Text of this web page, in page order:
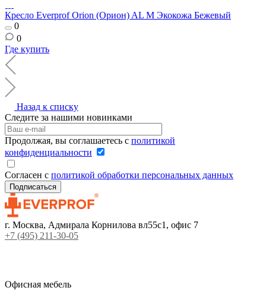
Кресло Everprof Orion (Орион) AL M Экокожа Бежевый
0
0
Где купить
Назад к списку
Следите за нашими новинками
Продолжая, вы соглашаетесь с политикой
конфиденциальности
Согласен с политикой обработки персональных данных
г. Москва, Адмирала Корнилова вл55с1, офис 7
+7 (495) 211-30-05
Офисная мебель